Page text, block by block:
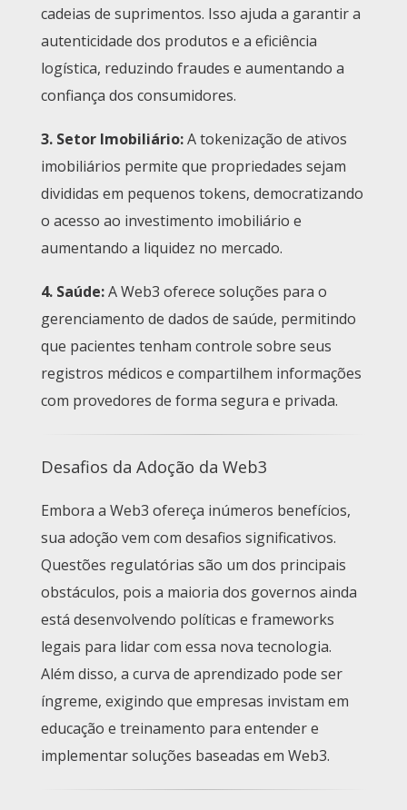
cadeias de suprimentos. Isso ajuda a garantir a
autenticidade dos produtos e a eficiência
logística, reduzindo fraudes e aumentando a
confiança dos consumidores.
3. Setor Imobiliário:A tokenização de ativos
imobiliários permite que propriedades sejam
divididas em pequenos tokens, democratizando
o acesso ao investimento imobiliário e
aumentando a liquidez no mercado.
4. Saúde:A Web3 oferece soluções para o
gerenciamento de dados de saúde, permitindo
que pacientes tenham controle sobre seus
registros médicos e compartilhem informações
com provedores de forma segura e privada.
Desafios da Adoção da Web3
Embora a Web3 ofereça inúmeros benefícios,
sua adoção vem com desafios significativos.
Questões regulatórias são um dos principais
obstáculos, pois a maioria dos governos ainda
está desenvolvendo políticas e frameworks
legais para lidar com essa nova tecnologia.
Além disso, a curva de aprendizado pode ser
íngreme, exigindo que empresas invistam em
educação e treinamento para entender e
implementar soluções baseadas em Web3.